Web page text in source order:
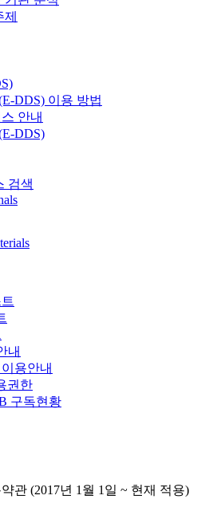
DDS) 이용 방법
안내
DDS)
검색
내
용안내
권한
구독현황
관 (2017년 1월 1일 ~ 현재 적용)